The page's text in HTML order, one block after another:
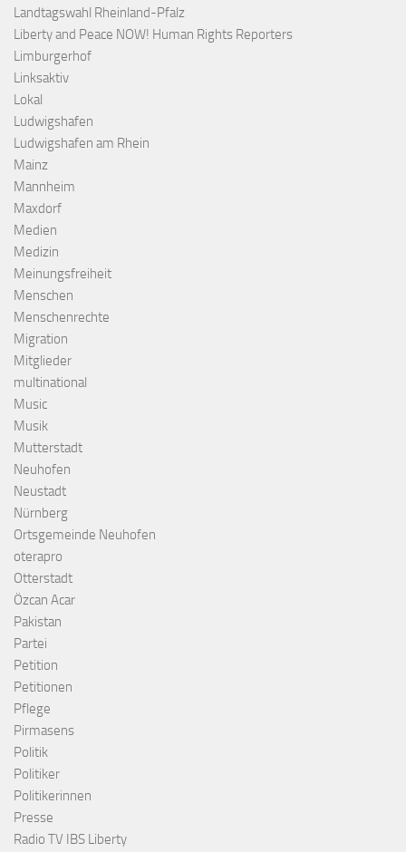
Landtagswahl Rheinland-Pfalz
Liberty and Peace NOW! Human Rights Reporters
Limburgerhof
Linksaktiv
Lokal
Ludwigshafen
Ludwigshafen am Rhein
Mainz
Mannheim
Maxdorf
Medien
Medizin
Meinungsfreiheit
Menschen
Menschenrechte
Migration
Mitglieder
multinational
Music
Musik
Mutterstadt
Neuhofen
Neustadt
Nürnberg
Ortsgemeinde Neuhofen
oterapro
Otterstadt
Özcan Acar
Pakistan
Partei
Petition
Petitionen
Pflege
Pirmasens
Politik
Politiker
Politikerinnen
Presse
Radio TV IBS Liberty